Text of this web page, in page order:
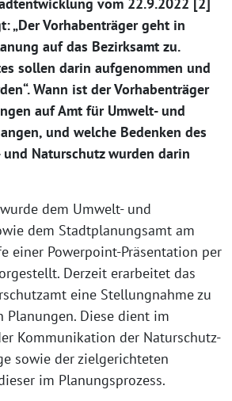
„Der Vorhabenträger geht in
auf das Bezirksamt zu.
sollen darin aufgenommen und
Wann ist der Vorhabenträger
auf Amt für Umwelt- und
und welche Bedenken des
Naturschutz wurden darin
dem Umwelt- und
dem Stadtplanungsamt am
einer Powerpoint-Präsentation per
Derzeit erarbeitet das
eine Stellungnahme zu
Planungen. Diese dient im
Kommunikation der Naturschutz-
sowie der zielgerichteten
im Planungsprozess.